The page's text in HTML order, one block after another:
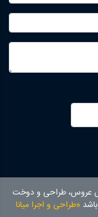
عروس، طراحی و دوخت
«طراحی و اجرا میانا